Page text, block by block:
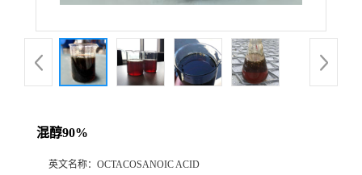
混醇90%
英文名称： OCTACOSANOIC ACID